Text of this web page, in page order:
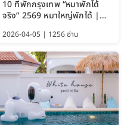
10 ที่พักกรุงเทพ “หมาพักได้
จริง” 2569 หมาใหญ่พักได้ |
Pet Friendly Hotel
Bangkok อัปเดตล่าสุด
2026-04-05 | 1256 อ่าน